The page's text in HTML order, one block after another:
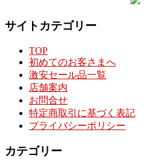
サイトカテゴリー
TOP
初めてのお客さまへ
激安セール品一覧
店舗案内
お問合せ
特定商取引に基づく表記
プライバシーポリシー
カテゴリー